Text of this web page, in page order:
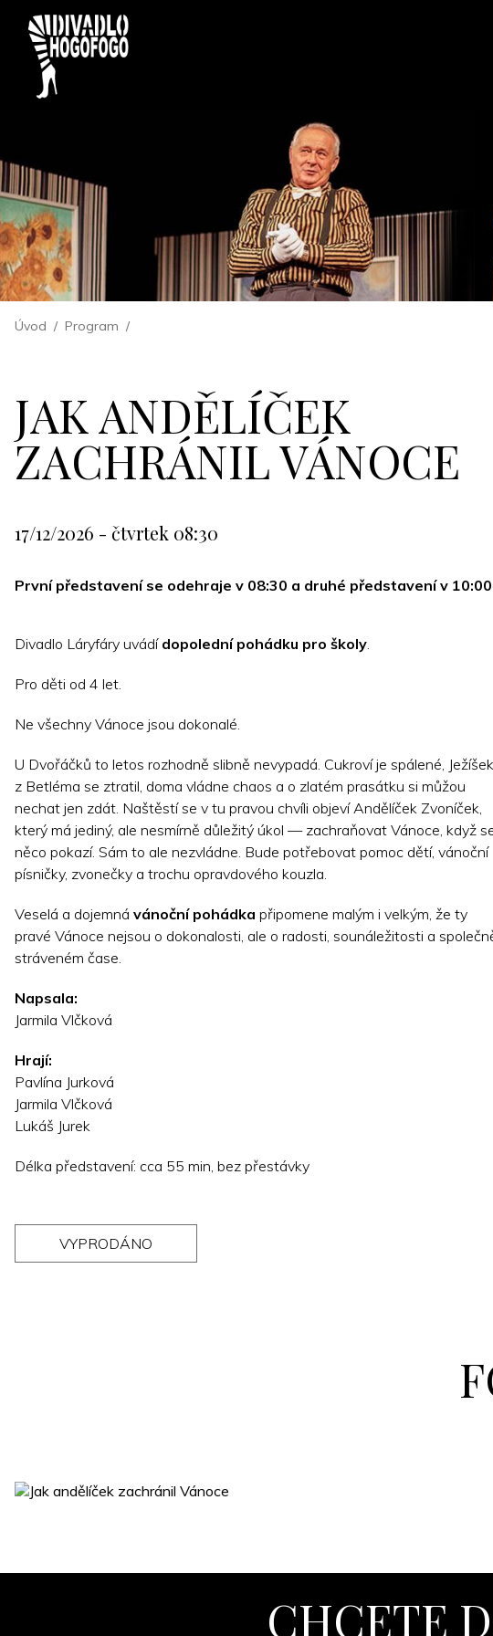
Úvod / Program /
JAK ANDĚLÍČEK
ZACHRÁNIL VÁNOCE
17/12/2026 - čtvrtek 08:30
První představení se odehraje v 08:30 a druhé představení v
Divadlo Láryfáry uvádí dopolední pohádku pro školy.
Pro děti od 4 let.
Ne všechny Vánoce jsou dokonalé.
U Dvořáčků to letos rozhodně slibně nevypadá. Cukroví je spálené, Ježíšek
z Betléma se ztratil, doma vládne chaos a o zlatém prasátku si můžou
nechat jen zdát. Naštěstí se v tu pravou chvíli objeví Andělíček Zvoníček,
který má jediný, ale nesmírně důležitý úkol — zachraňovat Vánoce, když
něco pokazí. Sám to ale nezvládne. Bude potřebovat pomoc dětí, vánoční
písničky, zvonečky a trochu opravdového kouzla.
Veselá a dojemná vánoční pohádka připomene malým i velkým, že ty
pravé Vánoce nejsou o dokonalosti, ale o radosti, sounáležitosti a
stráveném čase.
Napsala:
Jarmila Vlčková
Hrají:
Pavlína Jurková
Jarmila Vlčková
Lukáš Jurek
Délka představení: cca 55 min, bez přestávky
VYPRODÁNO
CHCETE